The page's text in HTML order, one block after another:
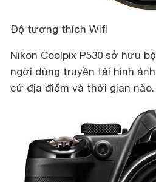
Độ tương thích Wifi
Nikon Coolpix P530 sở hữu
ngời dùng truyền tải hình
cứ địa điểm và thời gian nào.